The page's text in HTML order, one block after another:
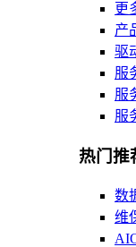
更
产
驱
服
服
服
热门推
数
维